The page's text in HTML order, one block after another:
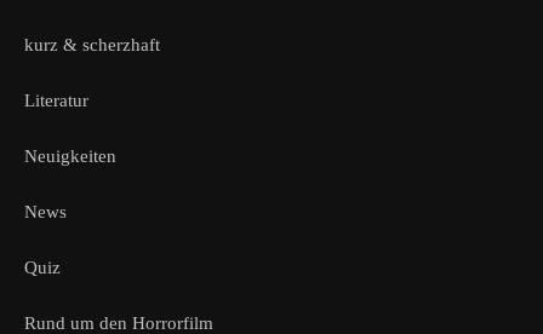
kurz & scherzhaft
Literatur
Neuigkeiten
News
Quiz
Rund um den Horrorfilm